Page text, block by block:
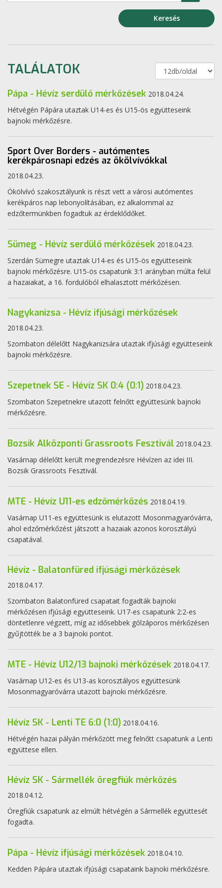
Keresés
TALÁLATOK
Pápa - Hévíz serdülő mérkőzések 2018.04.24.
Hétvégén Pápára utaztak U14-es és U15-ös együtteseink
bajnoki mérkőzésre.
Sport Over Borders - autómentes
kerékpárosnapi edzés az ökölvívókkal
2018.04.23.
Ökölvívó szakosztályunk is részt vett a városi autómentes
kerékpáros nap lebonyolításában, ez alkalommal az
edzőtermünkben fogadtuk az érdeklődőket.
Sümeg - Hévíz serdülő mérkőzések 2018.04.23.
Szerdán Sümegre utaztak U14-es és U15-ös együtteseink
bajnoki mérkőzésre. U15-ös csapatunk 3:1 arányban múlta felül
a hazaiakat, a 16. fordulóból elhalasztott mérkőzésen.
Nagykanizsa - Hévíz ifjúsági mérkőzések
2018.04.23.
Szombaton délelőtt Nagykanizsára utaztak ifjúsági együtteseink
bajnoki mérkőzésre.
Szepetnek SE - Hévíz SK 0:4 (0:1) 2018.04.23.
Szombaton Szepetnekre utazott felnőtt együttesünk bajnoki
mérkőzésre.
Bozsik Alközponti Grassroots Fesztivál 2018.04.23.
Vasárnap délelőtt került megrendezésre Hévízen az idei III.
Bozsik Grassroots Fesztivál.
MTE - Hévíz U11-es edzőmérkőzés 2018.04.19.
Vasárnap U11-es együttesünk is elutazott Mosonmagyaróvárra,
ahol edzőmérkőzést játszott a hazaiak azonos korosztályú
csapatával.
Hévíz - Balatonfüred ifjúsági mérkőzések
2018.04.17.
Szombaton Balatonfüred csapatait fogadták bajnoki
mérkőzésen ifjúsági együtteseink. U17-es csapatunk 2:2-es
döntetlenre végzett, míg az idősebbek gólzáporos mérkőzésen
gyűjtötték be a 3 bajnoki pontot.
MTE - Hévíz U12/13 bajnoki mérkőzések 2018.04.17.
Vasárnap U12-es és U13-as korosztályos együttesünk
Mosonmagyaróvárra utazott bajnoki mérkőzésre.
Hévíz SK - Lenti TE 6:0 (1:0) 2018.04.16.
Hétvégén hazai pályán mérkőzött meg felnőtt csapatunk a Lenti
együttese ellen.
Hévíz SK - Sármellék öregfiúk mérkőzés
2018.04.12.
Öregfiúk csapatunk az elmúlt hétvégén a Sármellék együttesét
fogadta.
Pápa - Hévíz ifjúsági mérkőzések 2018.04.10.
Kedden Pápára utaztak ifjúsági csapataink bajnoki mérkőzésre.